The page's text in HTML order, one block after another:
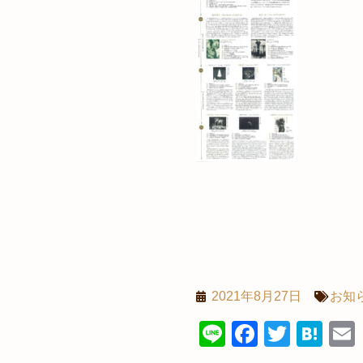
2021年8月27日 お知
LineFacebook
Twitter